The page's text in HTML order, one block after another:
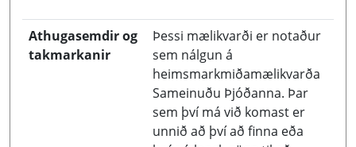
Athugasemdir og
takmarkanir
Þessi mælikvarði er notaður
sem nálgun á
heimsmarkmiðamælikvarða
Sameinuðu Þjóðanna. Þar
sem því má við komast er
unnið að því að finna eða